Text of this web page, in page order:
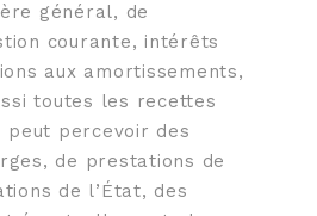
général, de
courante, intérêts
aux amortissements,
toutes les recettes
percevoir des
de prestations de
de l’État, des